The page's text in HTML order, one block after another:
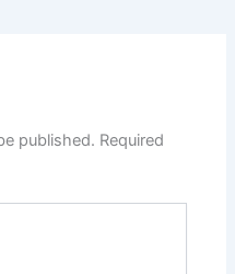
published. Required